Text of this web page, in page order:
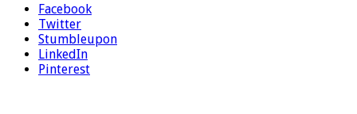
Facebook
Twitter
Stumbleupon
LinkedIn
Pinterest